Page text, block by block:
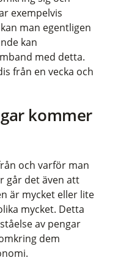
exempelvis
man egentligen
kan
med detta.
från en vecka och
kommer
och varför man
går det även att
är mycket eller lite
mycket. Detta
av pengar
dem